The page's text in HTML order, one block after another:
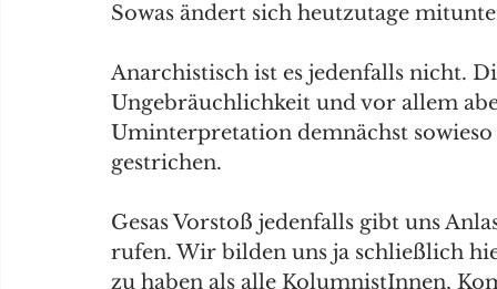
Sowas ändert sich heutzutage
Anarchistisch ist es jedenfalls nicht.
Ungebräuchlichkeit und vor allem
Uminterpretation demnächst
gestrichen.
Gesas Vorstoß jedenfalls gibt uns
rufen. Wir bilden uns ja schließlich
zu haben als alle KolumnistInnen,